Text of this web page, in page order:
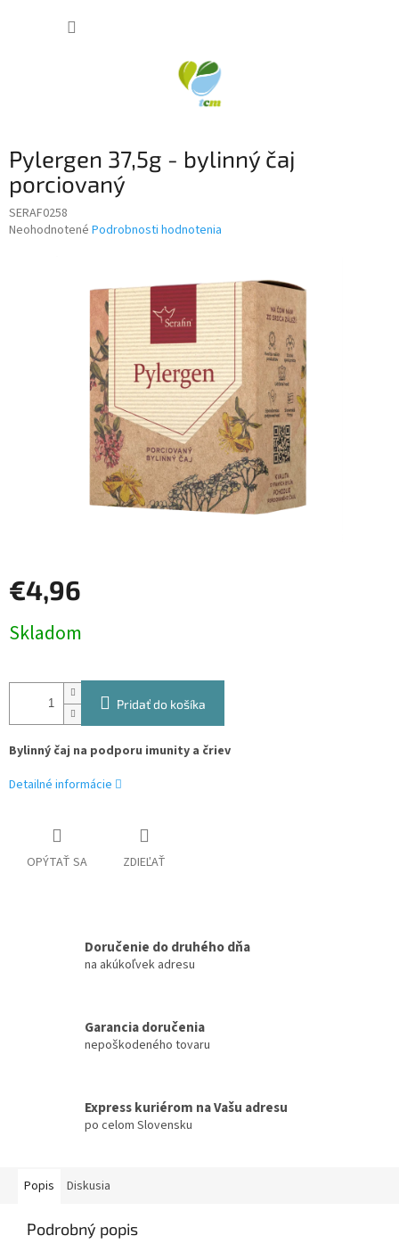
Pylergen 37,5g - bylinný čaj
porciovaný
SERAF0258
Priemerné
Neohodnotené Podrobnosti hodnotenia
€4,96
cena:
Skladom
Pridať do košíka
Bylinný čaj na podporu imunity a čriev
Detailné informácie
OPÝTAŤ SA ZDIEĽAŤ
Doručenie do druhého dňa
na akúkoľvek adresu
Garancia doručenia
nepoškodeného tovaru
Express kuriérom na Vašu adresu
po celom Slovensku
Popis Diskusia
Podrobný popis